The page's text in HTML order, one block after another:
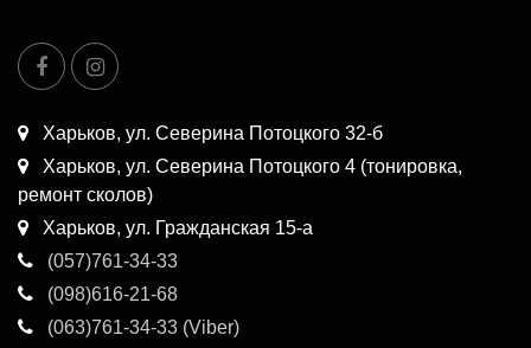
Харьков, ул. Северина Потоцкого 32-б
Харьков, ул. Северина Потоцкого 4 (тонировка,
ремонт сколов)
Харьков, ул. Гражданская 15-а
(057)761-34-33
(098)616-21-68
(063)761-34-33 (Viber)